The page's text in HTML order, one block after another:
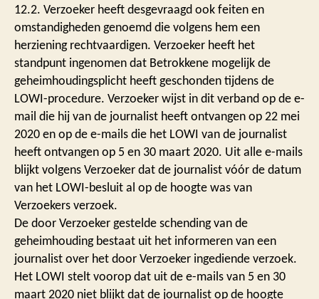
12.2. Verzoeker heeft desgevraagd ook feiten en
omstandigheden genoemd die volgens hem een
herziening rechtvaardigen. Verzoeker heeft het
standpunt ingenomen dat Betrokkene mogelijk de
geheimhoudingsplicht heeft geschonden tijdens de
LOWI-procedure. Verzoeker wijst in dit verband op de e-
mail die hij van de journalist heeft ontvangen op 22 mei
2020 en op de e-mails die het LOWI van de journalist
heeft ontvangen op 5 en 30 maart 2020. Uit alle e-mails
blijkt volgens Verzoeker dat de journalist vóór de datum
van het LOWI-besluit al op de hoogte was van
Verzoekers verzoek.
De door Verzoeker gestelde schending van de
geheimhouding bestaat uit het informeren van een
journalist over het door Verzoeker ingediende verzoek.
Het LOWI stelt voorop dat uit de e-mails van 5 en 30
maart 2020 niet blijkt dat de journalist op de hoogte